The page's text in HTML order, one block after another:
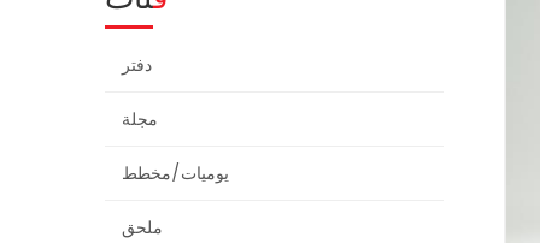
دفتر
مجلة
يوميات/مخطط
ملحق